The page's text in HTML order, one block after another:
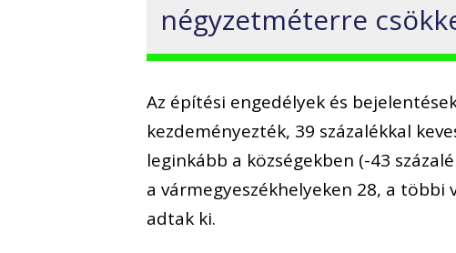
négyzetméterre
Az építési engedélyek és
kezdeményezték, 39 százalékkal
leginkább a községekben (-43
a vármegyeszékhelyeken 28, a többi
adtak ki.